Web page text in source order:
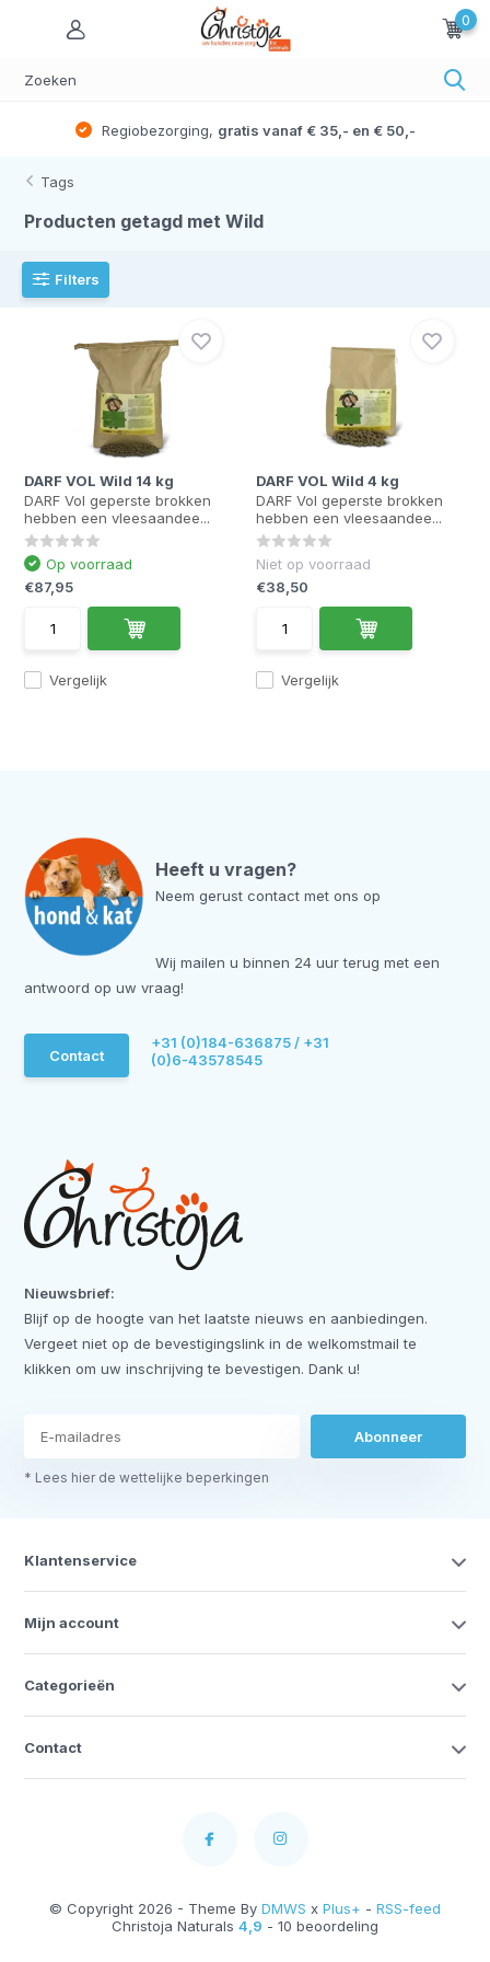
0
Regiobezorging, gratis vanaf € 35,- en € 50,-
Tags
Producten getagd met Wild
Filters
DARF VOL Wild 14 kg
DARF Vol geperste brokken
hebben een vleesaandee...
Vergelijk
Op voorraad
€87,95
DARF VOL Wild 4 kg
DARF Vol geperste brokken
hebben een vleesaandee...
Vergelijk
Niet op voorraad
€38,50
Heeft u vragen?
Neem gerust contact met ons op
Wij mailen u binnen 24 uur terug met een
antwoord op uw vraag!
Contact
+31 (0)184-636875 / +31
(0)6-43578545
Nieuwsbrief:
Blijf op de hoogte van het laatste nieuws en aanbiedingen.
Vergeet niet op de bevestigingslink in de welkomstmail te
klikken om uw inschrijving te bevestigen. Dank u!
Abonneer
* Lees hier de wettelijke beperkingen
Klantenservice
Mijn account
Categorieën
Contact
© Copyright 2026 - Theme By DMWS x Plus+ - RSS-feed
Christoja Naturals 4,9 - 10 beoordeling